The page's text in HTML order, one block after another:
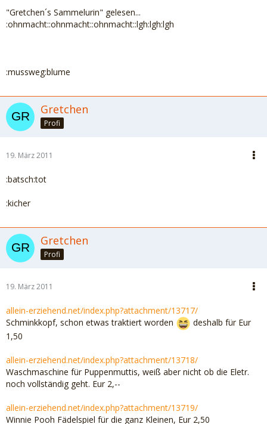
"Gretchen´s Sammelurin" gelesen...
:ohnmacht::ohnmacht::ohnmacht::lgh:lgh:lgh
:mussweg:blume
Gretchen
Profi
19. März 2011
:batsch:tot
:kicher
Gretchen
Profi
19. März 2011
allein-erziehend.net/index.php?attachment/13717/
Schminkkopf, schon etwas traktiert worden
deshalb für Eur
1,50
allein-erziehend.net/index.php?attachment/13718/
Waschmaschine für Puppenmuttis, weiß aber nicht ob die Eletr.
noch vollständig geht. Eur 2,--
allein-erziehend.net/index.php?attachment/13719/
Winnie Pooh Fädelspiel für die ganz Kleinen, Eur 2,50